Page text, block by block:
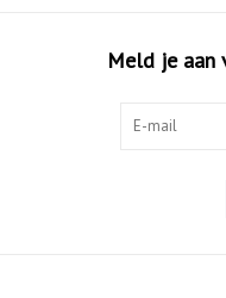
Het product is zeerMeld je aan